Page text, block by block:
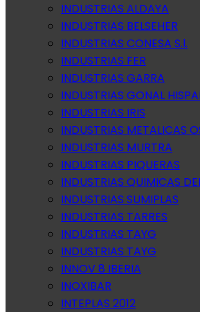
INDUSTRIAS ALDAYA
INDUSTRIAS BELSEHER
INDUSTRIAS CONESA S.l.
INDUSTRIAS FER
INDUSTRIAS GARRA
INDUSTRIAS GONAL
INDUSTRIAS IRIS
INDUSTRIAS METALICAS
INDUSTRIAS MURTRA
INDUSTRIAS PIQUERAS
INDUSTRIAS QUIMICAS
INDUSTRIAS SUMIPLAS
INDUSTRIAS TARRES
INDUSTRIAS TAYG
INDUSTRIAS TAYG
INNOV 8 IBERIA
INOXIBAR
INTEPLAS 2012